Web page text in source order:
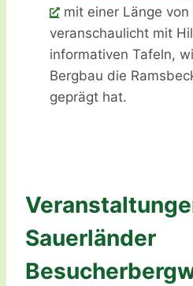
mit einer Länge von
veranschaulicht mit
informativen Tafeln,
Bergbau die
geprägt hat.
Sauerländer